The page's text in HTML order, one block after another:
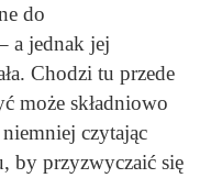
do
a jednak jej
Chodzi tu przede
może składniowo
czytając
by przyzwyczaić się